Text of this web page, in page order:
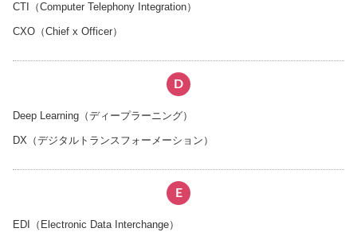
CTI（Computer Telephony Integration）
CXO（Chief x Officer）
D
Deep Learning（ディープラーニング）
DX（デジタルトランスフォーメーション）
E
EDI（Electronic Data Interchange）